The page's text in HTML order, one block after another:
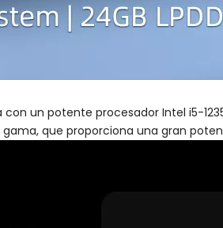
un potente procesador Intel i5-
que proporciona una gran